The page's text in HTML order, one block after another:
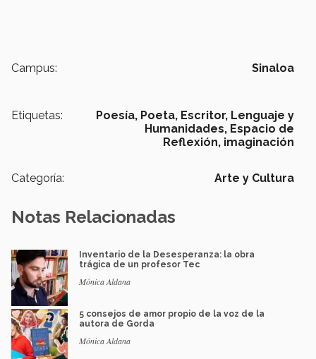
Campus: Sinaloa
Etiquetas: Poesía, Poeta, Escritor, Lenguaje y
Humanidades, Espacio de
Reflexión, imaginación
Categoría: Arte y Cultura
Notas Relacionadas
Inventario de la Desesperanza: la obra
trágica de un profesor Tec
Mónica Aldana
5 consejos de amor propio de la voz de la
autora de Gorda
Mónica Aldana